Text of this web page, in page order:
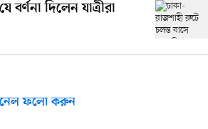
দিলেন যাত্রীরা
ফলো করুন